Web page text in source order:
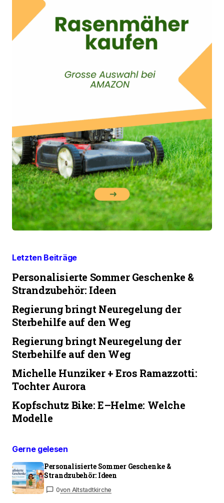
Letzten Beiträge
Personalisierte Sommer Geschenke &
Strandzubehör: Ideen
Regierung bringt Neuregelung der
Sterbehilfe auf den Weg
Regierung bringt Neuregelung der
Sterbehilfe auf den Weg
Michelle Hunziker + Eros Ramazzotti:
Tochter Aurora
Kopfschutz Bike: E–Helme: Welche
Modelle
Gerne gelesen
Personalisierte Sommer Geschenke &
Strandzubehör: Ideen
0von Altstadtkirche